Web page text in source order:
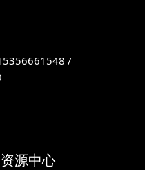
/
资源中心